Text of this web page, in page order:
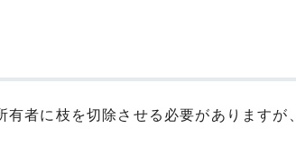
者に枝を切除させる必要がありますが